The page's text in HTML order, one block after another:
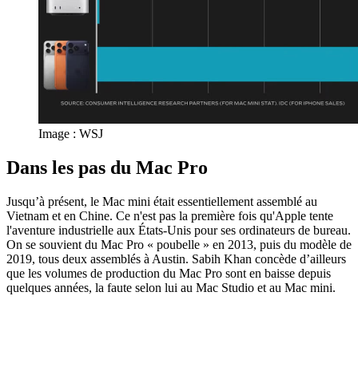
Image : WSJ
Dans les pas du Mac Pro
Jusqu’à présent, le Mac mini était essentiellement assemblé au
Vietnam et en Chine. Ce n'est pas la première fois qu'Apple tente
l'aventure industrielle aux États-Unis pour ses ordinateurs de bureau.
On se souvient du Mac Pro « poubelle » en 2013, puis du modèle de
2019, tous deux assemblés à Austin. Sabih Khan concède d’ailleurs
que les volumes de production du Mac Pro sont en baisse depuis
quelques années, la faute selon lui au Mac Studio et au Mac mini.